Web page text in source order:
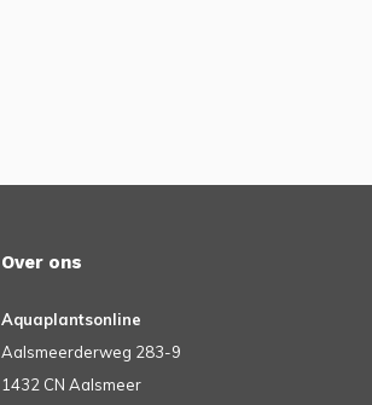
Over ons
Aquaplantsonline
Aalsmeerderweg 283-9
1432 CN Aalsmeer